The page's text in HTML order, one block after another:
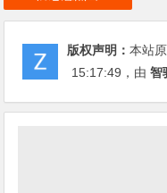
版权声明：本站
15:17:49 ，由智